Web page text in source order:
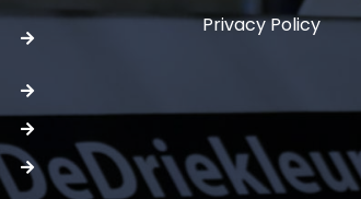
Privacy Policy